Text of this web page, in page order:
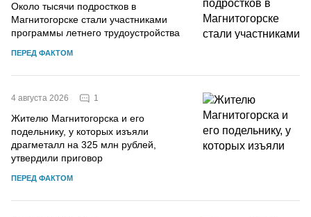
Около тысячи подростков в
Магнитогорске стали участниками
программы летнего трудоустройства
ПЕРЕД ФАКТОМ
4 августа 2026 1
Жителю Магнитогорска и его
подельнику, у которых изъяли
драгметалл на 325 млн рублей,
утвердили приговор
ПЕРЕД ФАКТОМ